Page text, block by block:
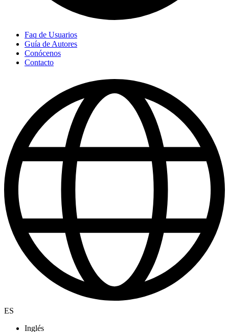
Faq de Usuarios
Guía de Autores
Conócenos
Contacto
ES
Inglés